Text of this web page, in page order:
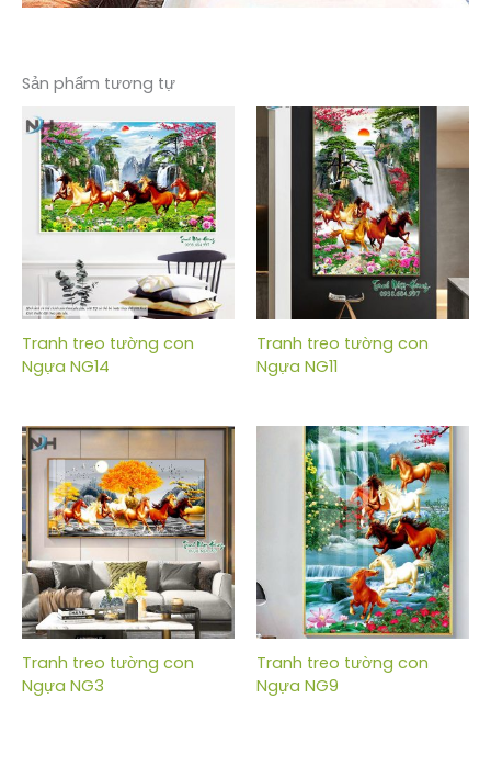
Sản phẩm tương tự
Tranh treo tường con
Ngựa NG14
Tranh treo tường con
Ngựa NG11
Tranh treo tường con
Ngựa NG3
Tranh treo tường con
Ngựa NG9